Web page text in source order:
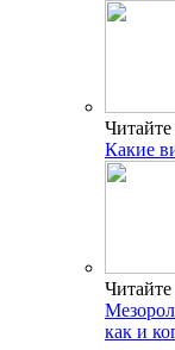
Какие
как и